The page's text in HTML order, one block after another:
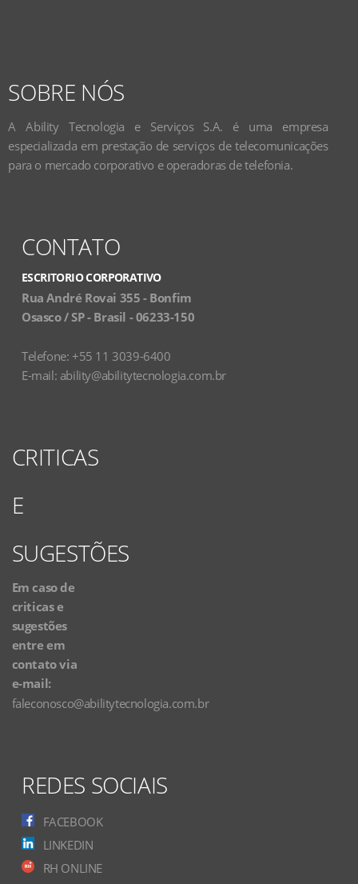
SOBRE NÓS
A Ability Tecnologia e Serviços S.A. é uma empresa
especializada em prestação de serviços de telecomunicações
para o mercado corporativo e operadoras de telefonia.
CONTATO
ESCRITORIO CORPORATIVO
Rua André Rovai 355 - Bonfim
Osasco / SP - Brasil - 06233-150
Telefone: +55 11 3039-6400
E-mail: ability@abilitytecnologia.com.br
CRITICAS
E
SUGESTÕES
Em caso de
criticas e
sugestões
entre em
contato via
e-mail:
faleconosco@abilitytecnologia.com.br
REDES SOCIAIS
FACEBOOK
LINKEDIN
RH ONLINE